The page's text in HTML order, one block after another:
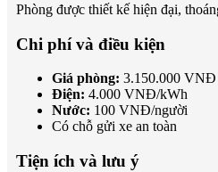
Phòng được thiết kế hiện đại,
Chi phí và điều kiện
Giá phòng: 3.150.000 VNĐ
Điện: 4.000 VNĐ/kWh
Nước: 100 VNĐ/người
Có chỗ gửi xe an toàn
Tiện ích và lưu ý